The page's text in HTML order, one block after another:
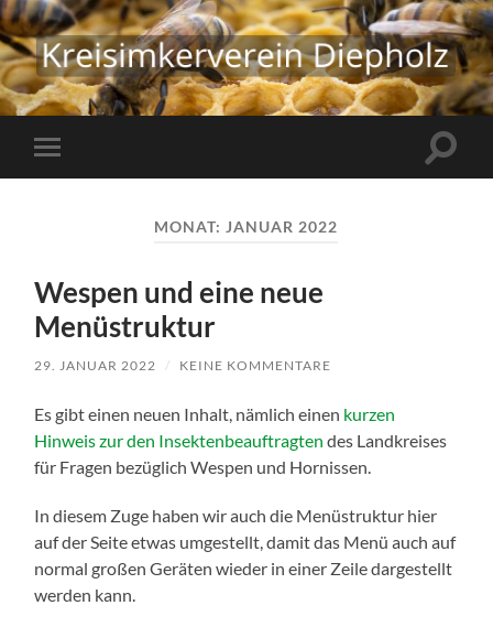
Kreisimkerverein
Diepholz
Menü
MONAT: JANUAR 2022
Wespen und eine neue
Menüstruktur
29. JANUAR 2022 / KEINE KOMMENTARE
Es gibt einen neuen Inhalt, nämlich einen kurzen
Hinweis zur den Insektenbeauftragten des Landkreises
für Fragen bezüglich Wespen und Hornissen.
In diesem Zuge haben wir auch die Menüstruktur hier
auf der Seite etwas umgestellt, damit das Menü auch auf
normal großen Geräten wieder in einer Zeile dargestellt
werden kann.